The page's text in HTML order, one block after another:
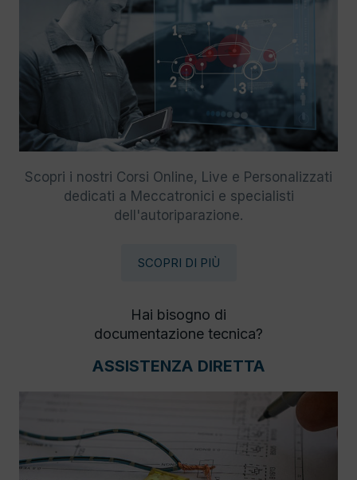
Scopri i nostri Corsi Online, Live e Personalizzati
dedicati a Meccatronici e specialisti
dell'autoriparazione.
SCOPRI DI PIÙ
Hai bisogno di
documentazione tecnica?
ASSISTENZA DIRETTA